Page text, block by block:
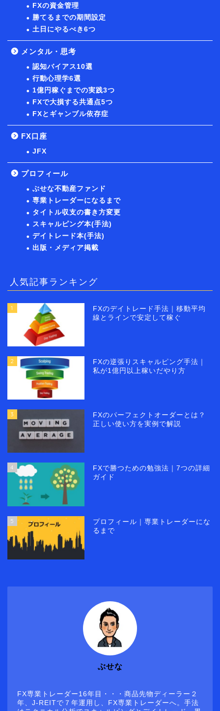
FXの資金管理
勝てるまでの期間設定
土日にやるべき6つ
メンタル・思考
認知バイアス10選
行動心理学6選
1億円稼ぐまでの実践3つ
FXで大損する共通点5つ
FXとギャンブル依存症
FX口座
JFX
プロフィール
ぶせな不動産ファンド
専業トレーダーになるまで
タイトル収支の書き方変更
スキャルピング本(手法)
デイトレード本(手法)
出版・メディア掲載
人気記事ランキング
1
FXのデイトレード手法｜移動平均
線とラインで安定して稼ぐ
2
FXの逆張りスキャルピング手法｜
私が1億円以上稼いだやり方
3
FXのパーフェクトオーダーとは？
正しい使い方を実例で解説
4
FXで勝つための勉強法｜7つの詳細
ガイド
5
プロフィール｜専業トレーダーにな
るまで
ぶせな
FX専業トレーダー16年目・・・商品先物ディーラー２
年、J-REITで７年運用し、FX専業トレーダーへ。手法